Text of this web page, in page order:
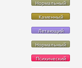
Нормальный
Каменный
Летающий
Нормальный
Психический